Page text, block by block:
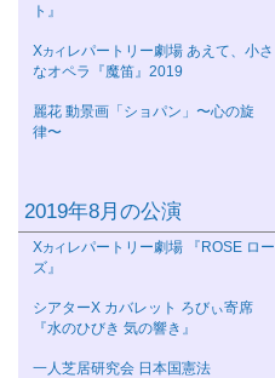
ト』
Χカイ レパートリー劇場 あえて、小さ
なオペラ『魔笛』2019
麗花 動景画「ショパン」〜心の旋
律〜
2019年8月の公演
Χカイ レパートリー劇場 『ROSE ロー
ズ』
シアターΧ カバレット ろびぃ寄席
『水のひびき 気の響き』
一人芝居研究会 日本国憲法